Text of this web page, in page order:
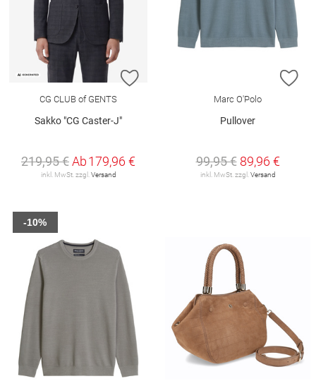
ZUR WUNSCHLISTE HINZUFÜGEN
CG CLUB of GENTS
Sakko "CG Caster-J"
219,95 €Ab179,96 €
inkl. MwSt. zzgl.Versand
Marc O'Polo
Pullover
99,95 € 89,96 €
inkl. MwSt. zzgl.Versand
-10%